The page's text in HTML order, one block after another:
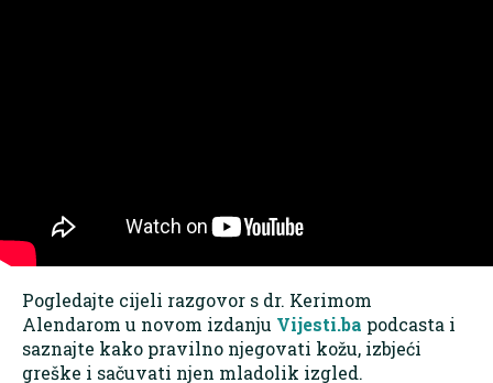
Pogledajte cijeli razgovor s dr. Kerimom
Alendarom u novom izdanju Vijesti.ba podcasta i
saznajte kako pravilno njegovati kožu, izbjeći
greške i sačuvati njen mladolik izgled.